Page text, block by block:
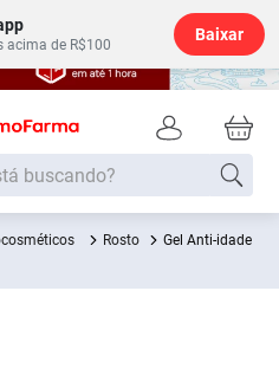
acima de R$100
Baixar
Rosto
Gel Anti-idade